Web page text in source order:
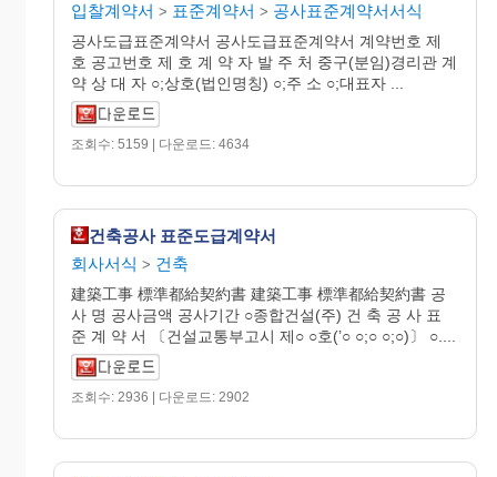
입찰계약서 > 표준계약서 > 공사표준계약서서식
공사도급표준계약서 공사도급표준계약서 계약번호 제
호 공고번호 제 호 계 약 자 발 주 처 중구(분임)경리관 계
약 상 대 자 ○;상호(법인명칭) ○;주 소 ○;대표자 ...
조회수: 5159 | 다운로드: 4634
건축공사 표준도급계약서
회사서식 > 건축
建築工事 標準都給契約書 建築工事 標準都給契約書 공
사 명 공사금액 공사기간 ○종합건설(주) 건 축 공 사 표
준 계 약 서 〔건설교통부고시 제○ ○호(’○ ○;○ ○;○)〕 ○....
조회수: 2936 | 다운로드: 2902